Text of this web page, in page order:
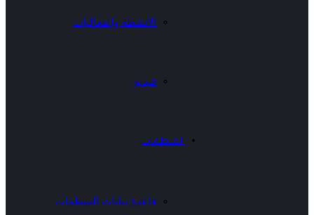
الانشطة والفعاليات
فيديو
المنظمات
قاعدة بيانات المنظمات